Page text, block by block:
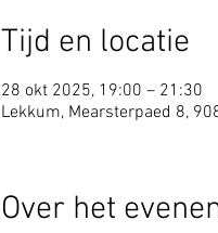
Tijd en locatie
28 okt 2025, 19:00 – 21:30
Lekkum, Mearsterpaed 8,
Over het